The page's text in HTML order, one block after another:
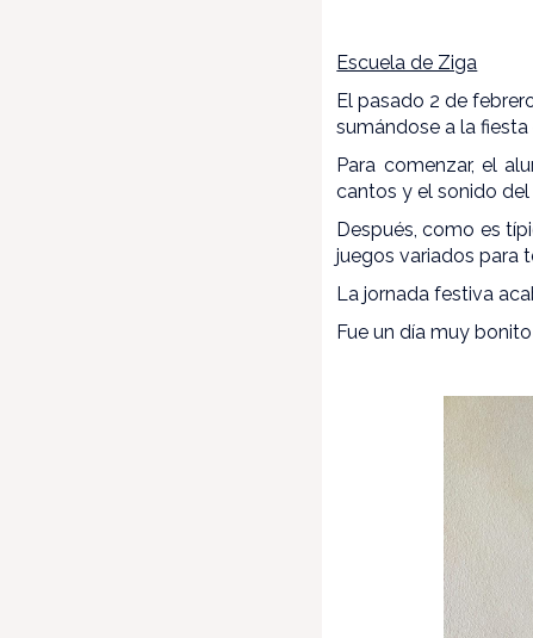
Escuela de Ziga
El pasado 2 de
sumándose a la
Para comenzar, el
cantos y el sonido
Después, como es
juegos variados para
La jornada festiva
Fue un día muy